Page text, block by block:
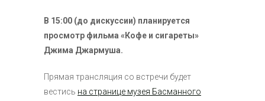
В 15:00 (до дискуссии) планируется
просмотр фильма «Кофе и сигареты»
Джима Джармуша.
Прямая трансляция со встречи будет
вестись на странице музея Басманного